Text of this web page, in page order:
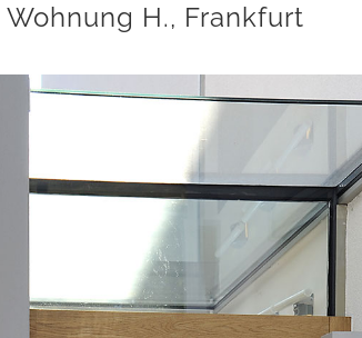
Wohnung H., Frankfurt